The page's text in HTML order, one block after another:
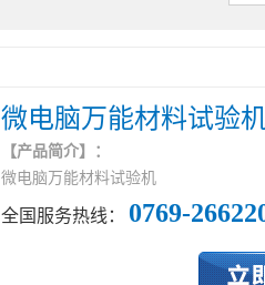
微电脑万能材料试验
【产品简介】：
微电脑万能材料试验机
全国服务热线： 0769-